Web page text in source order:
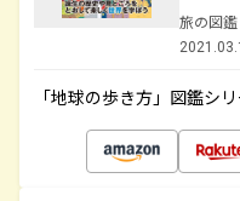
旅の図鑑
「地球の歩き方」図鑑シ